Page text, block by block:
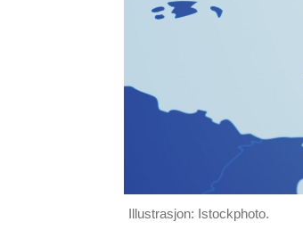
Illustrasjon: Istockphoto.